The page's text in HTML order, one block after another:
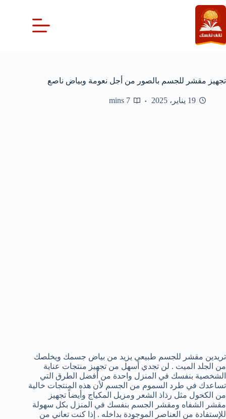
التجاوز
إلى
المحتوى
تجهيز مقشر للجسم بالصور من أجل نعومة وبياض ناصع
19 يناير، 2025 7 mins
تريدين مقشر للجسم طبيعي يزيد من بياض جسمك ويخلصك
من الجلد الميت . لن تجدي أسهل من تجهيز منتجات عناية
الشخصية بنفسك في المنزل واحدة من أفضل الطرق التي
تساعدك في طرد السموم من الجسم لأن هذه المنتجات خالية
من الكحول مثل رذاذ الشعر ومزيل المكياج وأيضاً تجهيز
مقشر الشفاه ومقشر الجسم بنفسك في المنزل بكل سهولة
للإستفادة من العناصر الموجودة بداخله . إذا كنت تعاني من